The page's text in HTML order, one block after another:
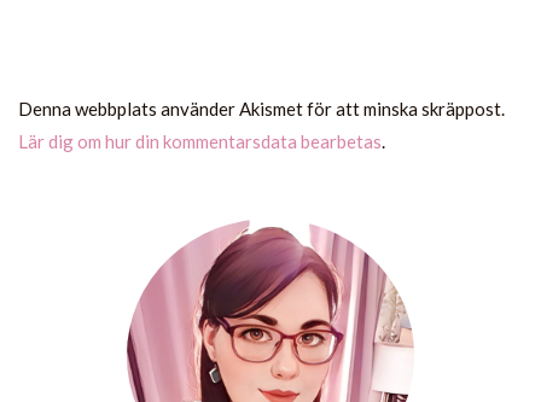
Denna webbplats använder Akismet för att minska skräppost.
Lär dig om hur din kommentarsdata bearbetas.